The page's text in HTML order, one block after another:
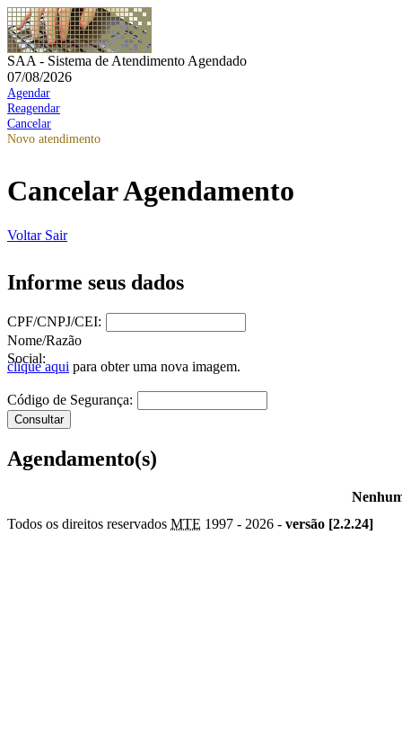
SAA - Sistema de Atendimento Agendado
07/08/2026
Agendar
Reagendar
Cancelar
Novo atendimento
Cancelar Agendamento
Voltar Sair
Informe seus dados
CPF/CNPJ/CEI:
Nome/Razão
Social:
clique aqui para obter uma nova imagem.
Código de Segurança:
Agendamento(s)
Todos os direitos reservados MTE 1997 - 2026 - versão [2.2.24]